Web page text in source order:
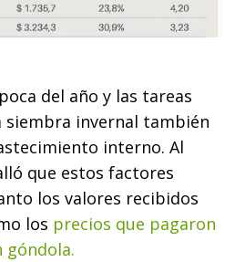
del año y las tareas
siembra invernal también
interno. Al
que estos factores
los valores recibidos
los precios que pagaron
góndola.